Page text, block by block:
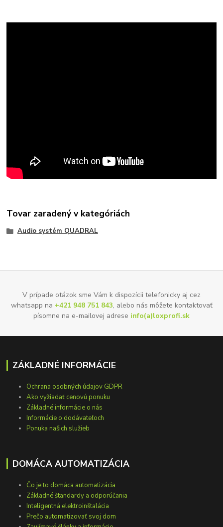
Tovar zaradený v kategóriách
Audio systém QUADRAL
V prípade otázok sme Vám k dispozícii telefonicky aj cez
whatsapp na +421 948 751 843, alebo nás môžete kontaktovať
písomne na e-mailovej adrese info(a)loxprofi.sk
ZÁKLADNÉ INFORMÁCIE
Ochrana osobných údajov GDPR
Ako vyžiadať cenovú ponuku
Základné informácie o nás
Informácie o dodávateľoch
Ponuka našich služieb
DOMÁCA AUTOMATIZÁCIA
Čo je to domáca automatizácia
Základné štandardy a odporúčania
Inteligentná elektroinštalácia
Prečo automatizovať svoj dom